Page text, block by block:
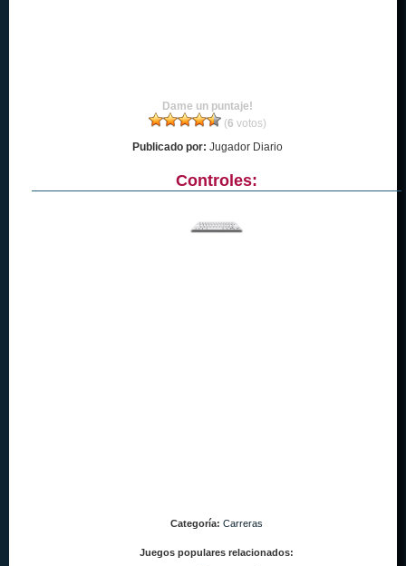
Dame un puntaje!
(6 votos)
Publicado por: Jugador Diario
Controles:
Categoría: Carreras
Juegos populares relacionados: